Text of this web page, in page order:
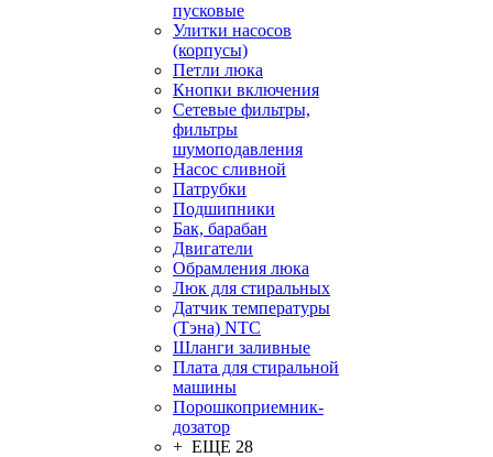
пусковые
Улитки насосов
(корпусы)
Петли люка
Кнопки включения
Сетевые фильтры,
фильтры
шумоподавления
Насос сливной
Патрубки
Подшипники
Бак, барабан
Двигатели
Обрамления люка
Люк для стиральных
Датчик температуры
(Тэна) NTC
Шланги заливные
Плата для стиральной
машины
Порошкоприемник-
дозатор
+ ЕЩЕ 28